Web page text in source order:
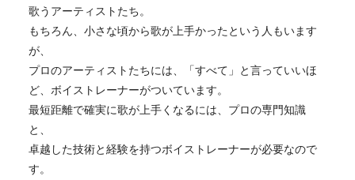
歌うアーティストたち。
もちろん、小さな頃から歌が上手かったという人もいます
が、
プロのアーティストたちには、「すべて」と言っていいほ
ど、ボイストレーナーがついています。
最短距離で確実に歌が上手くなるには、プロの専門知識
と、
卓越した技術と経験を持つボイストレーナーが必要なので
す。